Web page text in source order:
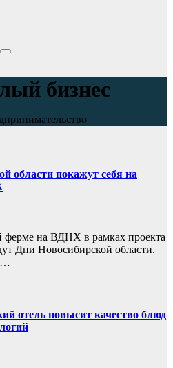
бизнес
области покажут себя на
ферме на ВДНХ в рамках проекта
Дни Новосибирской области.
…
отель повысит качество блюд